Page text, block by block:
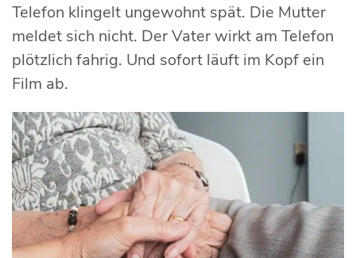
Telefon klingelt ungewohnt spät. Die Mutter
meldet sich nicht. Der Vater wirkt am Telefon
plötzlich fahrig. Und sofort läuft im Kopf ein
Film ab.